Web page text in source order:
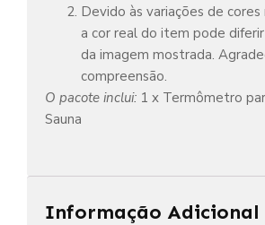
Devido às variações de
a cor real do item pode
da imagem mostrada.
compreensão.
O pacote inclui: 1 x Termômetro
Sauna
Informação Adicional